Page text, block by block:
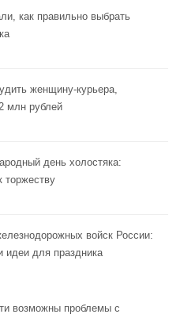
как правильно выбрать
женщину-курьера,
млн рублей
день холостяка:
торжеству
войск России:
идеи для праздника
возможны проблемы с